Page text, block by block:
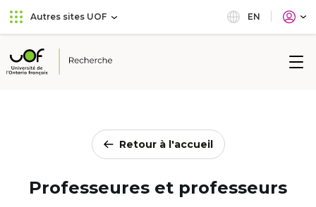
Aller
au
principal
Passer
au
Autres sites UOF EN
Université
Retour à l'accueil
Professeures et professeurs